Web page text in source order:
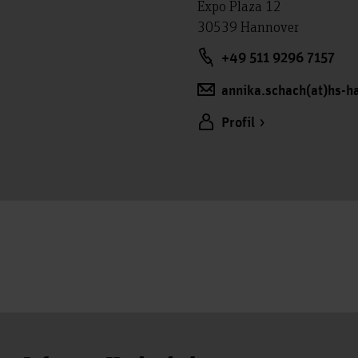
Expo Plaza 12
30539 Hannover
+49 511 9296 7157
annika.schach(at)hs-
Profil